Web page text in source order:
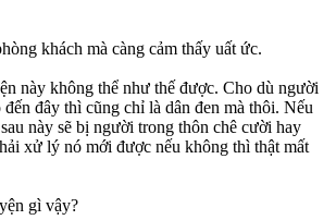
khách mà càng cảm thấy uất ức.
này không thể như thế được. Cho dù người
đây thì cũng chỉ là dân đen mà thôi. Nếu
này sẽ bị người trong thôn chê cười hay
xử lý nó mới được nếu không thì thật mất
gì vậy?